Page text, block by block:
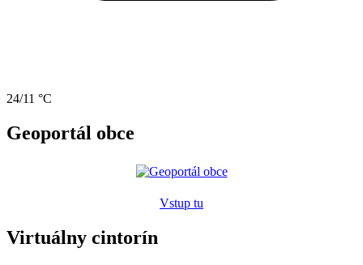
24/11 °C
Geoportál obce
Vstup tu
Virtuálny cintorín